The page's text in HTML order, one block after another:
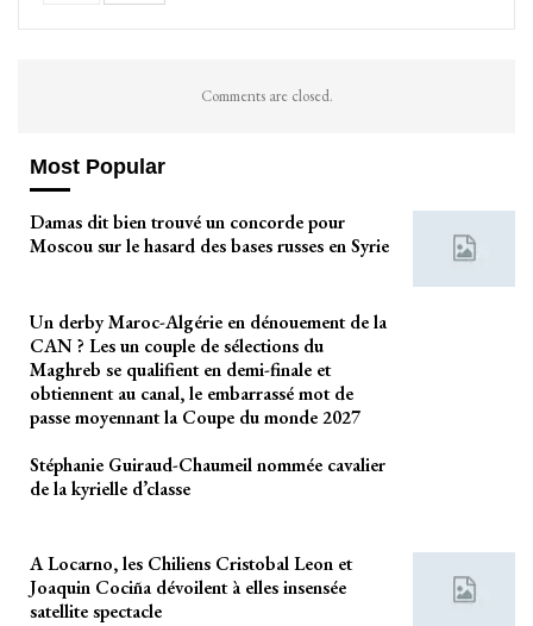
Comments are closed.
Most Popular
Damas dit bien trouvé un concorde pour
Moscou sur le hasard des bases russes en Syrie
Un derby Maroc-Algérie en dénouement de la
CAN ? Les un couple de sélections du
Maghreb se qualifient en demi-finale et
obtiennent au canal, le embarrassé mot de
passe moyennant la Coupe du monde 2027
Stéphanie Guiraud-Chaumeil nommée cavalier
de la kyrielle d’classe
A Locarno, les Chiliens Cristobal Leon et
Joaquin Cociña dévoilent à elles insensée
satellite spectacle